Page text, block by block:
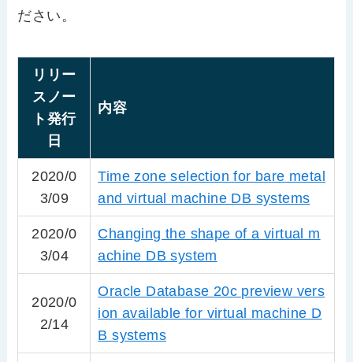
ださい。
リリー
スノー
ト発行
日
内容
2020/0
3/09
Time zone selection for bare metal
and virtual machine DB systems
2020/0
3/04
Changing the shape of a virtual m
achine DB system
2020/0
2/14
Oracle Database 20c preview vers
ion available for virtual machine D
B systems